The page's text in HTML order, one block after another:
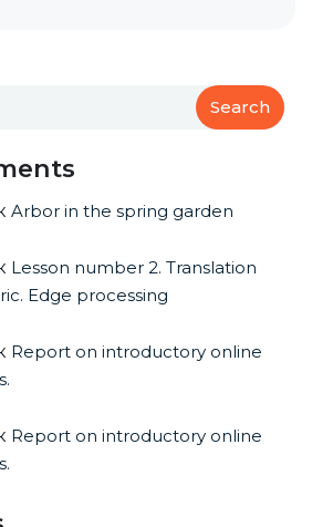
Search
Arbor in the spring garden
Lesson number 2. Translation
Edge processing
Report on introductory online
Report on introductory online